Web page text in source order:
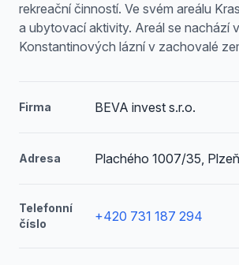
rekreační činností. Ve svém areálu
a ubytovací aktivity. Areál se nachází
Konstantinových lázní v zachovalé
Firma BEVA invest s.r.o.
Adresa Plachého 1007/35,
Telefonní
číslo
+420 731 187 294